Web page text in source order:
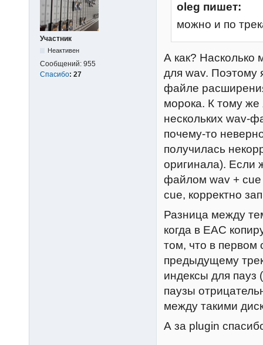
Участник
Неактивен
Сообщений: 955
Спасибо: 27
oleg пишет:
можно и по
А как? Насколько
для wav. Поэтому
файле
морока. К тому же
нескольких wav-
почему-то
получилась
оригинала). Если
файлом wav + cue
cue, корректно
Разница между
когда в EAC
том, что в первом
предыдущему
индексы для пауз
паузы
между такими
А за plugin